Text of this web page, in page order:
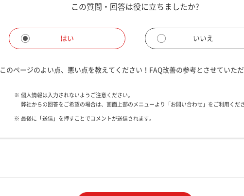
この質問・回答は役に立ちましたか?
はい いいえ
このページのよい点、悪い点を教えてください！FAQ改善の参考とさせていた
※ 個人情報は入力されないようご注意ください。
弊社からの回答をご希望の場合は、画面上部のメニューより「お問い合わせ」をご利用くだ
※ 最後に「送信」を押すことでコメントが送信されます。